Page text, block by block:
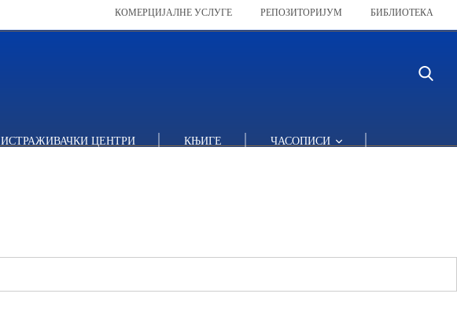
КОМЕРЦИЈАЛНЕ УСЛУГЕ РЕПОЗИТОРИЈУМ БИБЛИОТЕКА
ИСТРАЖИВАЧКИ ЦЕНТРИ КЊИГЕ ЧАСОПИСИ